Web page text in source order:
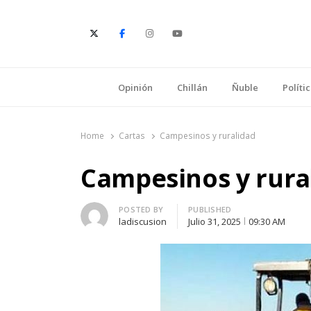
Opinión Chillán Ñuble
Home Cartas Campesinos y ruralidad
Campesinos y
Author
POSTED BY
ladiscusion
PUBLISHED
Julio 31, 2025 09:30 AM